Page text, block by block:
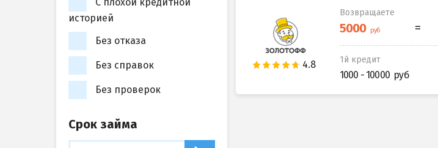
Возвращаете
1й кредит
1000 - 10000
историей
Без отказа
Без справок
Без проверок
Срок займа